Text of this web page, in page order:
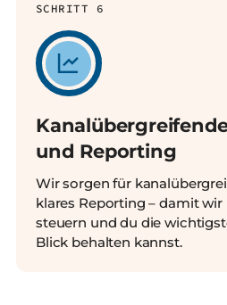
SCHRITT 6
und Reporting
Wir sorgen für
klares Reporting – damit
steuern und du die
Blick behalten kannst.